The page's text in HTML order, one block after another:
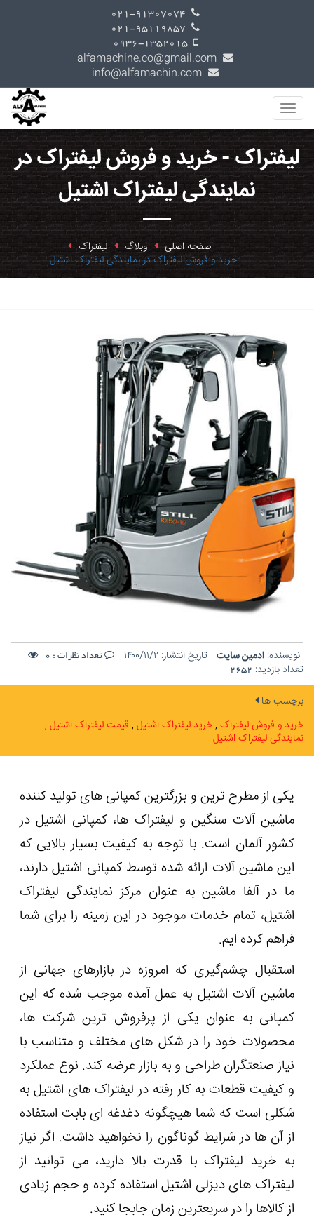
لیفتراک - خرید و فروش لیفتراک در
نمایندگی لیفتراک اشتیل
صفحه اصلی وبلاگ لیفتراک
خرید و فروش لیفتراک در نمایندگی لیفتراک اشتیل
نویسنده: ادمین سایت تاریخ انتشار: ۱۴۰۰/۱۱/۲ تعداد نظرات : 0
تعداد بازدید: 2652
برچسب ها
خرید و فروش لیفتراک خرید لیفتراک اشتیل قیمت لیفتراک اشتیل
نمایندگی لیفتراک اشتیل
یکی از مطرح ترین و بزرگترین کمپانی های تولید کننده
ماشین آلات سنگین و لیفتراک ها، کمپانی اشتیل در
کشور آلمان است. با توجه به کیفیت بسیار بالایی که
این ماشین آلات ارائه شده توسط کمپانی اشتیل دارند،
ما در آلفا ماشین به عنوان مرکز نمایندگی لیفتراک
اشتیل، تمام خدمات موجود در این زمینه را برای شما
فراهم کرده ایم.
استقبال چشم‌گیری که امروزه در بازارهای جهانی از
ماشین آلات اشتیل به عمل آمده موجب شده که این
کمپانی به عنوان یکی از پرفروش ترین شرکت ها،
محصولات خود را در شکل های مختلف و متناسب با
نیاز صنعتگران طراحی و به بازار عرضه کند. نوع عملکرد
و کیفیت قطعات به کار رفته در لیفتراک های اشتیل به
شکلی است که شما هیچگونه دغدغه ای بابت استفاده
از آن ها در شرایط گوناگون را نخواهید داشت. اگر نیاز
به خرید لیفتراک با قدرت بالا دارید، می توانید از
لیفتراک های دیزلی اشتیل استفاده کرده و حجم زیادی
از کالاها را در سریعترین زمان جابجا کنید.